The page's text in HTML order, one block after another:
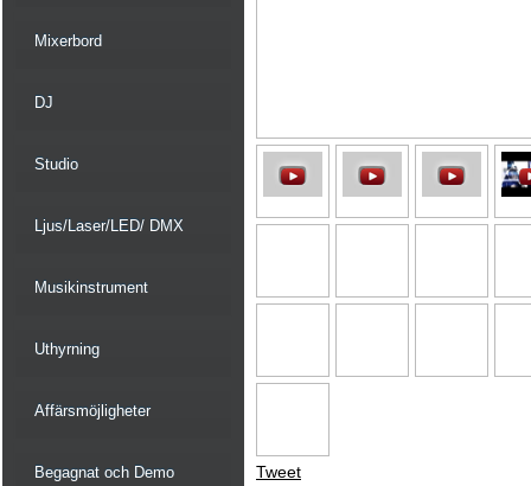
Mixerbord
DJ
Studio
Ljus/Laser/LED/ DMX
Musikinstrument
Uthyrning
Affärsmöjligheter
Begagnat och Demo Tweet